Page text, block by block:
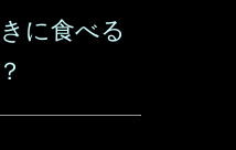
に食べる